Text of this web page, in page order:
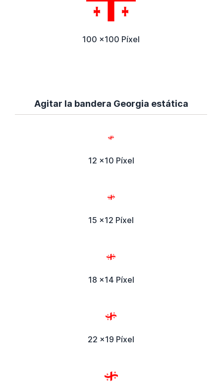
100 x100 Píxel
Agitar la bandera Georgia estática
12 x10 Píxel
15 x12 Píxel
18 x14 Píxel
22 x19 Píxel